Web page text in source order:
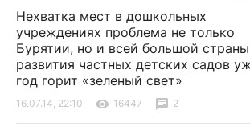
Нехватка мест в дошкольных
учреждениях проблема не только
Бурятии, но и всей большой
развития частных детских садов
год горит «зеленый свет»
16.07.14, 22:10 16447 2